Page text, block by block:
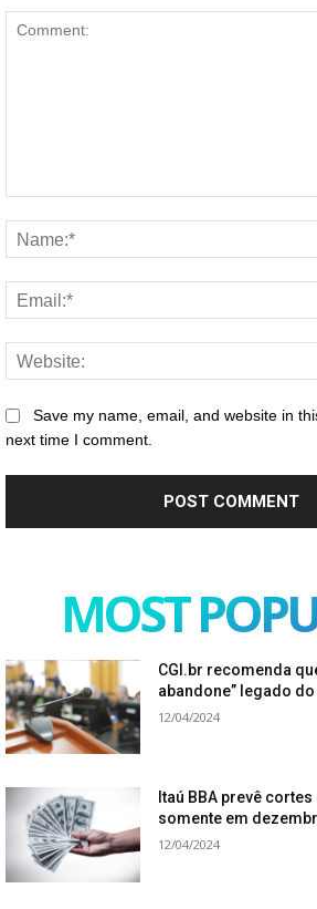
Save my name, email, and website in
next time I comment.
MOST
CGI.br recomenda
abandone” legado
12/04/2024
Itaú BBA prevê
somente em
12/04/2024